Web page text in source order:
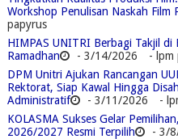
Workshop Penulisan Naskah Film
papyrus
HIMPAS UNITRI Berbagi Takjil di
Ramadhan
- 3/14/2026
- lpm
DPM Unitri Ajukan Rancangan
Rektorat, Siap Kawal Hingga
Administratif
- 3/11/2026
-
KOLASMA Sukses Gelar
2026/2027 Resmi Terpilih
- 3/